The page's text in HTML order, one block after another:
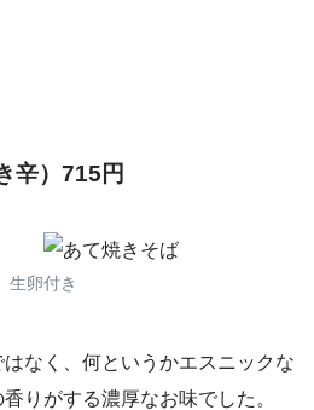
辛）715円
生卵付き
なく、何というかエスニックな
りがする濃厚なお味でした。